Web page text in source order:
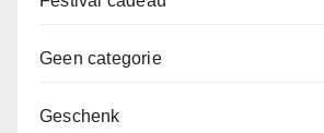
Geen categorie
Geschenk